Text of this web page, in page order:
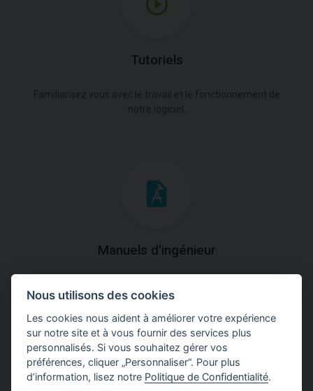
Tutoriels
Familiarisez vous avec le travail et le fonctionnement de
notre logiciel.
Manuels d'ingénieur
théoriques et pratiques du fonctionnement des
programmes.
Nous utilisons des cookies
Les cookies nous aident à améliorer votre expérience
sur notre site et à vous fournir des services plus
personnalisés. Si vous souhaitez gérer vos
préférences, cliquer „Personnaliser“. Pour plus
d’information, lisez notre Politique de Confidentialité.